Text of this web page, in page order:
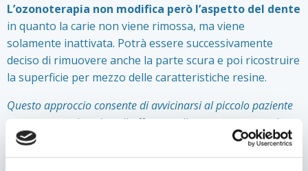
L’ozonoterapia non modifica però l’aspetto del dente
in quanto la carie non viene rimossa, ma viene
solamente inattivata. Potrà essere successivamente
deciso di rimuovere anche la parte scura e poi ricostruire
la superficie per mezzo delle caratteristiche resine.
Questo approccio consente di avvicinarsi al piccolo paziente
senza traumatizzarlo e di affrontare il percorso terapeutico
con un’inizio positivo e privo di impressioni negative!